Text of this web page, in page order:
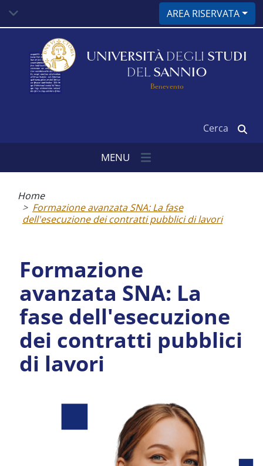
contenuto
AREA RISERVATA
UNIVERSITÀ DEGLI STUDI
DEL SANNIO
Benevento
MENU
pane
Home
Formazione avanzata SNA: La fase
dell'esecuzione dei contratti pubblici di lavori
Formazione
avanzata SNA: La
fase dell'esecuzione
dei contratti pubblici
di lavori